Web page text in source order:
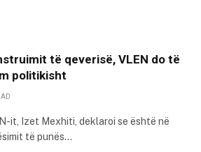
të qeverisë, VLEN do të
politikisht
it, Izet Mexhiti, deklaroi se është në
të punës…